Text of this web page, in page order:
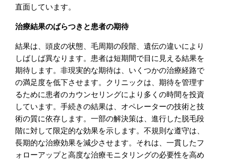
直面しています。
治療結果のばらつきと患者の期待
結果は、頭皮の状態、毛周期の段階、遺伝の違いにより
しばしば異なります。患者は短期間で目に見える結果を
期待します。非現実的な期待は、いくつかの治療経路で
の満足度を低下させます。クリニックは、期待を管理す
るために患者のカウンセリングにより多くの時間を投資
しています。手続きの結果は、オペレーターの技術と技
術の質に依存します。一部の解決策は、進行した脱毛段
階に対して限定的な効果を示します。不規則な遵守は、
長期的な治療効果を減少させます。それは、一貫したフ
ォローアップと高度な治療モニタリングの必要性を高め